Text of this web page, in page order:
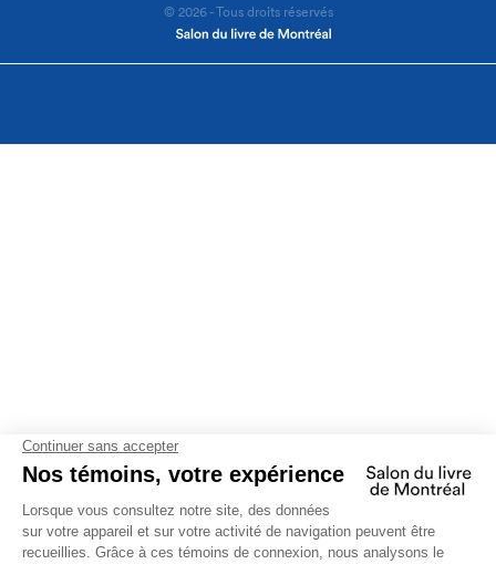
© 2026 - Tous droits réservés